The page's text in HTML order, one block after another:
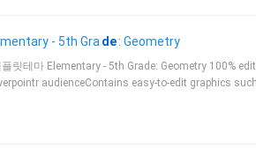
- 5th Gra de: Geometry
릿테마 Elementary - 5th Grade: Geometry 100%
audienceContains easy-to-edit graphics